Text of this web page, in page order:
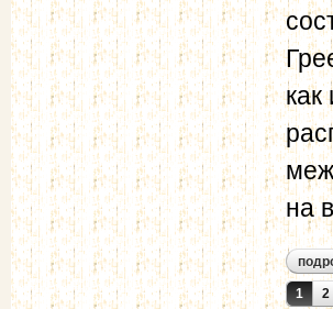
как
на
1 2